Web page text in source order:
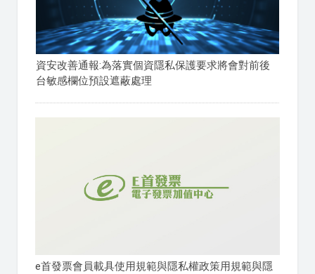
資安改善通報:為落實個資隱私保護要求將會對前後
台敏感欄位預設遮蔽處理
e首發票會員載具使用規範與隱私權政策用規範與隱